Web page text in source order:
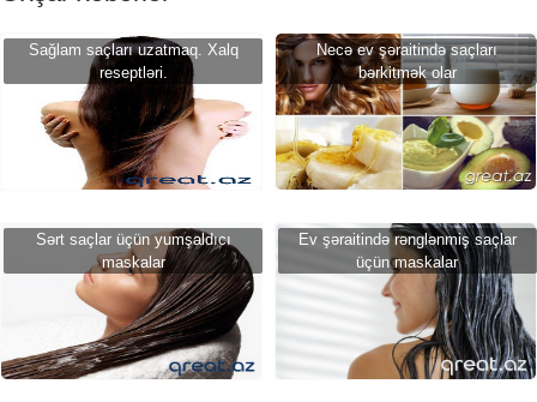
Sağlam saçları uzatmaq. Xalq
reseptləri.
Necə ev şəraitində saçları
bərkitmək olar
Sərt saçlar üçün yumşaldıcı
maskalar
Ev şəraitində rənglənmiş saçlar
üçün maskalar